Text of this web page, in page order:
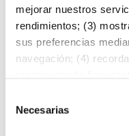
mejorar nuestros
rendimientos; (3)
sus preferencias
navegación; (4)
Política de Cookies
.
Necesarias
Si te interesa